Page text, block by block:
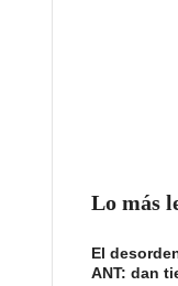
Lo más
El
ANT: dan